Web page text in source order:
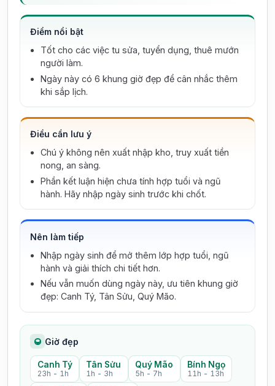
Điểm nổi bật
Tốt cho các việc tu sửa, tuyển dụng, thuê mướn
người làm.
Ngày này có 6 khung giờ đẹp để cân nhắc thêm
khi sắp lịch.
Điều cần lưu ý
Chú ý không nên xuất nhập kho, truy xuất tiền
nong, an sàng.
Phần kết luận hiện chưa tính hợp tuổi và ngũ
hành. Hãy nhập ngày sinh trước khi chốt.
Nên làm tiếp
Nhập ngày sinh để mở thêm lớp hợp tuổi, ngũ
hành và giải thích chi tiết hơn.
Nếu vẫn muốn dùng ngày này, ưu tiên khung giờ
đẹp: Canh Tý, Tân Sửu, Quý Mão.
Giờ đẹp
Canh Tý
23h - 1h
Tân Sửu
1h - 3h
Quý Mão
5h - 7h
Bính Ngọ
11h - 13h